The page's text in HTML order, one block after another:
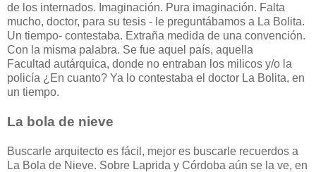
de los internados. Imaginación. Pura imaginación. Falta
mucho, doctor, para su tesis - le preguntábamos a La Bolita.
Un tiempo- contestaba. Extraña medida de una convención.
Con la misma palabra. Se fue aquel país, aquella
Facultad autárquica, donde no entraban los milicos y/o la
policía ¿En cuanto? Ya lo contestaba el doctor La Bolita, en
un tiempo.
La bola de nieve
Buscarle arquitecto es fácil, mejor es buscarle recuerdos a
La Bola de Nieve. Sobre Laprida y Córdoba aún se la ve, en